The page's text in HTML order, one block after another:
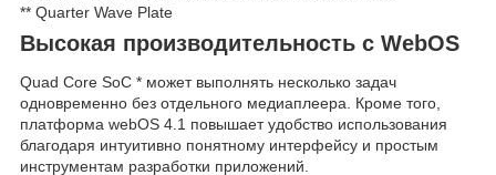
** Quarter Wave Plate
Высокая производительность с WebOS
Quad Core SoC * может выполнять несколько задач
одновременно без отдельного медиаплеера. Кроме того,
платформа webOS 4.1 повышает удобство использования
благодаря интуитивно понятному интерфейсу и простым
инструментам разработки приложений.